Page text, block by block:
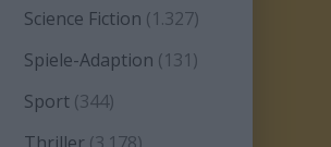
Science Fiction (1.327)
Spiele-Adaption (131)
Sport(344)